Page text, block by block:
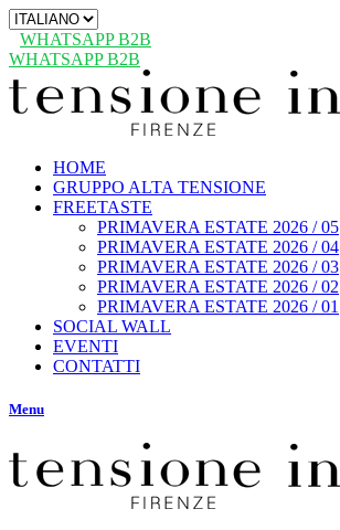
Scegli
una
lingua
WHATSAPP B2B
WHATSAPP B2B
HOME
GRUPPO ALTA TENSIONE
FREETASTE
PRIMAVERA ESTATE 2026 / 05
PRIMAVERA ESTATE 2026 / 04
PRIMAVERA ESTATE 2026 / 03
PRIMAVERA ESTATE 2026 / 02
PRIMAVERA ESTATE 2026 / 01
SOCIAL WALL
EVENTI
CONTATTI
Menu